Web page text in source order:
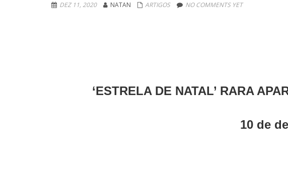
DEZ 11, 2020 NATAN ARTIGOS NO COMMENTS YET
‘ESTRELA DE NATAL’ RARA
10 de